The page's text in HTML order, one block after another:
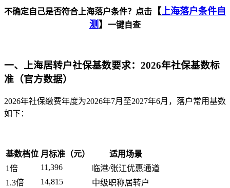
不确定自己是否符合上海落户条件？点击 【 上海落户条件自
测 】 一键自查
一、上海居转户社保基数要求：2026年社保基数标
准（官方数据）
2026年社保缴费年度为2026年7月至2027年6月，落户常用基数
如下：
基数档位 月标准（元）
适用场景
1倍
11,396
临港/张江优惠通道
1.3倍
14,815
中级职称居转户